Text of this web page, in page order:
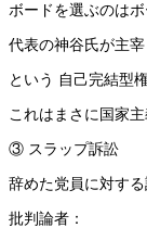
ボードを選ぶのはボ
代表の神谷氏が主
という 自己完結型
これはまさに国家
③ スラップ訴訟
辞めた党員に対す
批判論者：